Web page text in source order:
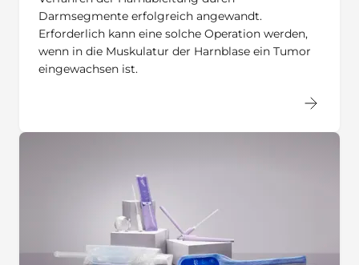
Darmsegmente erfolgreich angewandt.
Erforderlich kann eine solche Operation werden,
wenn in die Muskulatur der Harnblase ein Tumor
eingewachsen ist.